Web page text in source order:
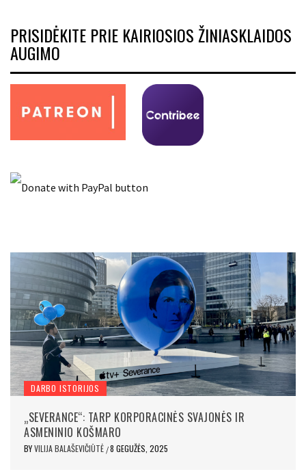
PRISIDĖKITE PRIE KAIRIOSIOS ŽINIASKLAIDOS
AUGIMO
DARBO ISTORIJOS
„SEVERANCE“: TARP KORPORACINĖS SVAJONĖS IR
ASMENINIO KOŠMARO
BYVILIJA BALAŠEVIČIŪTĖ /8 GEGUŽĖS, 2025